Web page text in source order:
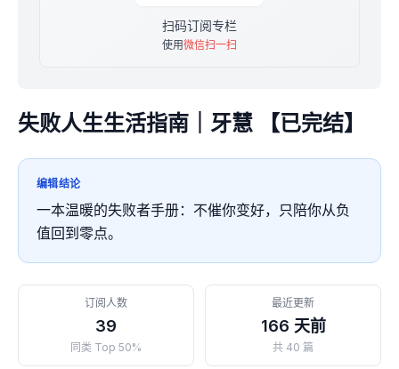
扫码订阅专栏
使用微信扫一扫
失败人生生活指南｜牙慧 【已完结】
编辑结论
一本温暖的失败者手册：不催你变好，只陪你从负
值回到零点。
订阅人数
39
同类 Top 50%
最近更新
166 天前
共 40 篇